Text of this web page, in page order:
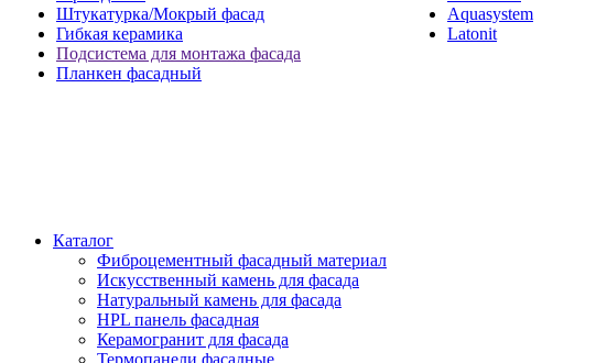
Штукатурка/Мокрый фасад
Гибкая керамика
Подсистема для монтажа фасада
Планкен фасадный
Aquasystem
Latonit
Каталог
Фиброцементный фасадный материал
Искусственный камень для фасада
Натуральный камень для фасада
HPL панель фасадная
Керамогранит для фасада
Термопанели фасадные